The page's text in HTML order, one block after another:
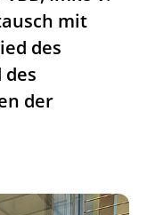
mit
des
des
der